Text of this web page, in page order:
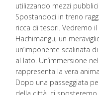
utilizzando mezzi
Spostandoci in treno
ricca di tesori. Vedremo
Hachimangu, un
un’imponente scalinata
al lato. Un’immersione
rappresenta la vera
Dopo una passeggiata
della città, ci sposteremo